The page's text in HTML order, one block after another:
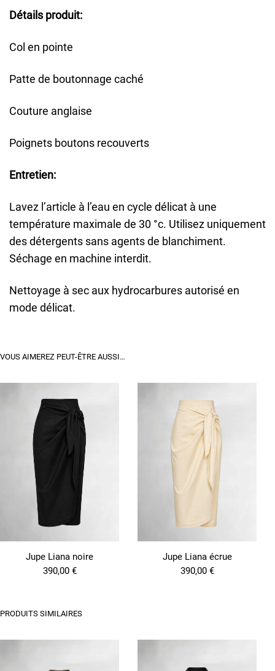
Détails produit:
Col en pointe
Patte de boutonnage caché
Couture anglaise
Poignets boutons recouverts
Entretien:
Lavez l’article à l’eau en cycle délicat à une
température maximale de 30 °c. Utilisez uniquement
des détergents sans agents de blanchiment.
Séchage en machine interdit.
Nettoyage à sec aux hydrocarbures autorisé en
mode délicat.
VOUS AIMEREZ PEUT-ÊTRE AUSSI…
Jupe Liana noire
390,00 €
Jupe Liana écrue
390,00 €
PRODUITS SIMILAIRES